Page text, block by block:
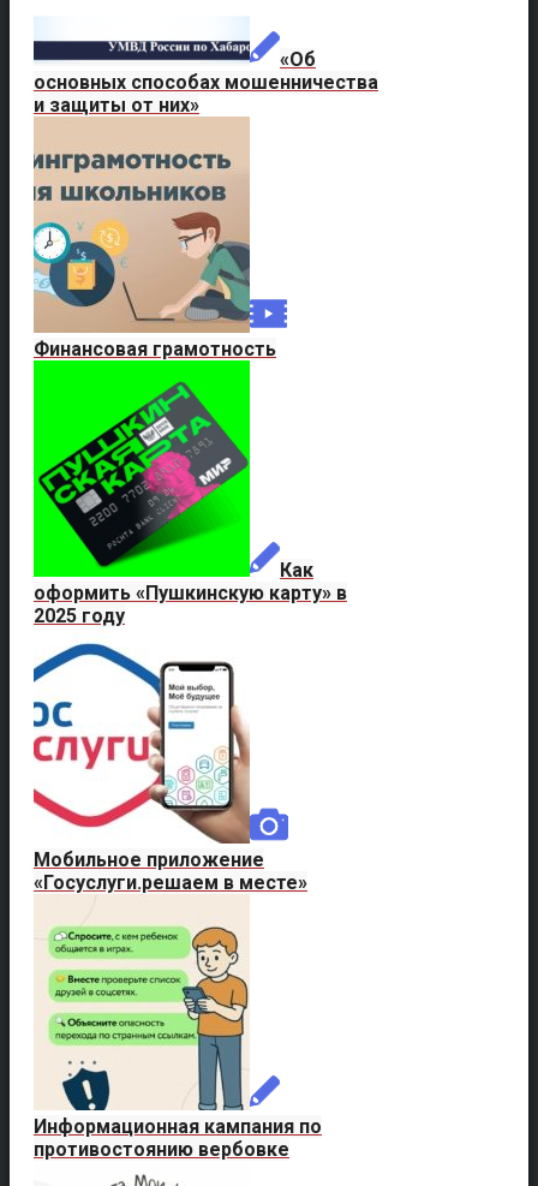
«Об
основных способах мошенничества
и защиты от них»
Финансовая грамотность
Как
оформить «Пушкинскую карту» в
2025 году
Мобильное приложение
«Госуслуги.решаем в месте»
Информационная кампания по
противостоянию вербовке